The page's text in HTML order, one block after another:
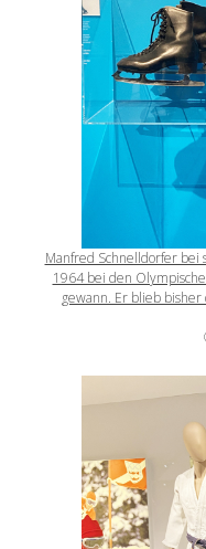
Manfred Schnelldorfer bei
1964 bei den
gewann. Er blieb